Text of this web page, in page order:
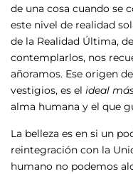
de una cosa cuando se
este nivel de realidad
de la Realidad Última,
contemplarlos, nos
añoramos. Ese origen
vestigios, es el ideal
alma humana y el que
La belleza es en si un
reintegración con la
humano no podemos